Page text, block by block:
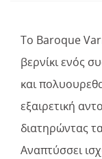
Το Baroque
βερνίκι ενός
και
εξαιρετική
διατηρώντας
Αναπτύσσει